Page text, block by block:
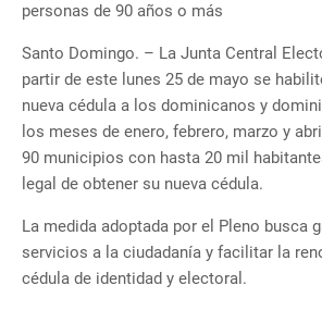
personas de 90 años o más
Santo Domingo. – La Junta Central
partir de este lunes 25 de mayo se
nueva cédula a los dominicanos y
los meses de enero, febrero, marzo y
90 municipios con hasta 20 mil
legal de obtener su nueva cédula.
La medida adoptada por el Pleno busca
servicios a la ciudadanía y facilitar la
cédula de identidad y electoral.